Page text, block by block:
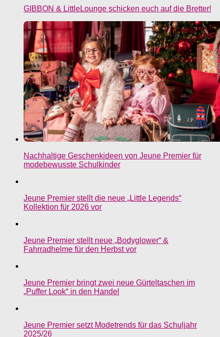
GIBBON & LittleLounge schicken euch auf die Bretter!
Nachhaltige Geschenkideen von Jeune Premier für
modebewusste Schulkinder
Jeune Premier stellt die neue „Little Legends“
Kollektion für 2026 vor
Jeune Premier stellt neue „Bodyglower“ &
Fahrradhelme für den Herbst vor
Jeune Premier bringt zwei neue Gürteltaschen im
„Puffer Look“ in den Handel
Jeune Premier setzt Modetrends für das Schuljahr
2025/26